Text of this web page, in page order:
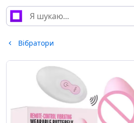
Вібратори